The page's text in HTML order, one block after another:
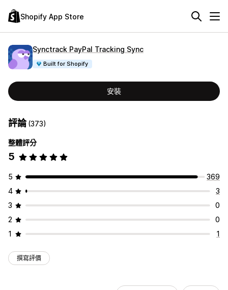
Shopify App Store
Synctrack PayPal Tracking Sync
Built for Shopify
安裝
評論(373)
整體評分
5
5
369
4
3
3
0
2
0
1
1
撰寫評價